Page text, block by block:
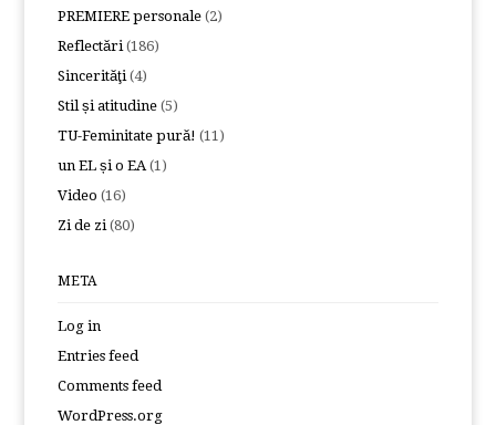
PREMIERE personale (2)
Reflectări(186)
Sincerităţi(4)
Stil și atitudine (5)
TU-Feminitate pură! (11)
un EL și o EA(1)
Video (16)
Zi de zi(80)
META
Log in
Entries feed
Comments feed
WordPress.org